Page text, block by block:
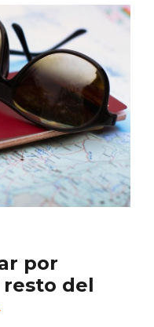
por
resto del
coro Wetherby
y Salamanca